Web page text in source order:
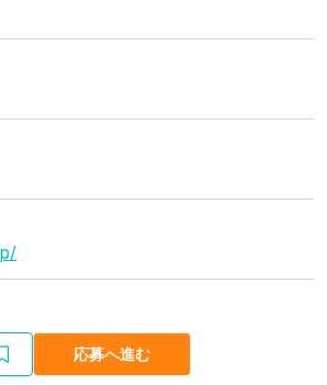
応募へ進む